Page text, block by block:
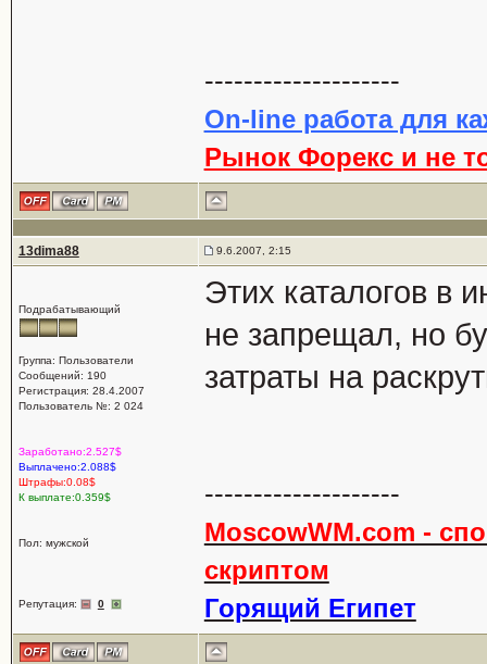
--------------------
On-line работа для
Рынок Форекс и не
13dima88 9.6.2007, 2:15
Подрабатывающий
Группа: Пользователи
Сообщений: 190
Регистрация: 28.4.2007
Пользователь №: 2 024
Заработано:2.527$
Выплачено:2.088$
Штрафы:0.08$
К выплате:0.359$
Пол: мужской
Репутация: 0
Этих каталогов в
не запрещал, но
затраты на
--------------------
MoscowWM.com -
скриптом
Горящий Египет